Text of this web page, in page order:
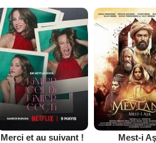
Merci et au suivant ! Mest-i